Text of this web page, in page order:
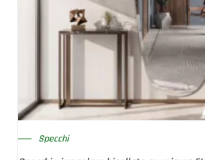
Specchi